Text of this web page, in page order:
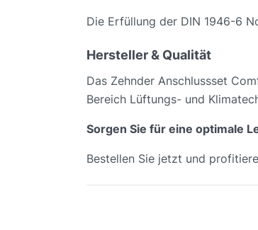
Die Erfüllung der DIN 1946-6
Hersteller & Qualität
Das Zehnder Anschlussset
Bereich Lüftungs- und
Sorgen Sie für eine optimale
Bestellen Sie jetzt und